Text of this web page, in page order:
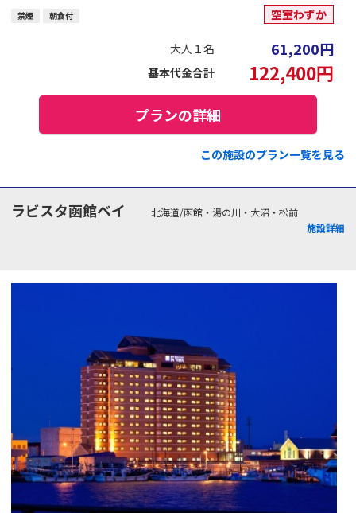
禁煙 朝食付 空室わずか
大人１名 61,200円
基本代金合計 122,400円
プランの詳細
この施設のプラン一覧を見る
ラビスタ函館ベイ
北海道/函館・湯の川・大沼・松前
施設詳細